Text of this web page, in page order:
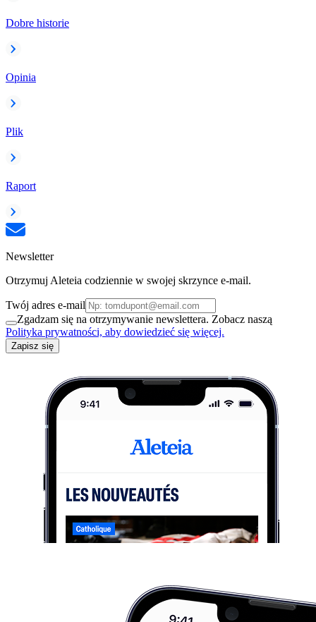
Dobre historie
Opinia
Plik
Raport
Newsletter
Otrzymuj Aleteia codziennie w swojej skrzynce e-mail.
Twój adres e-mail
Zgadzam się na otrzymywanie newslettera. Zobacz naszą
Polityka prywatności, aby dowiedzieć się więcej.
Zapisz się